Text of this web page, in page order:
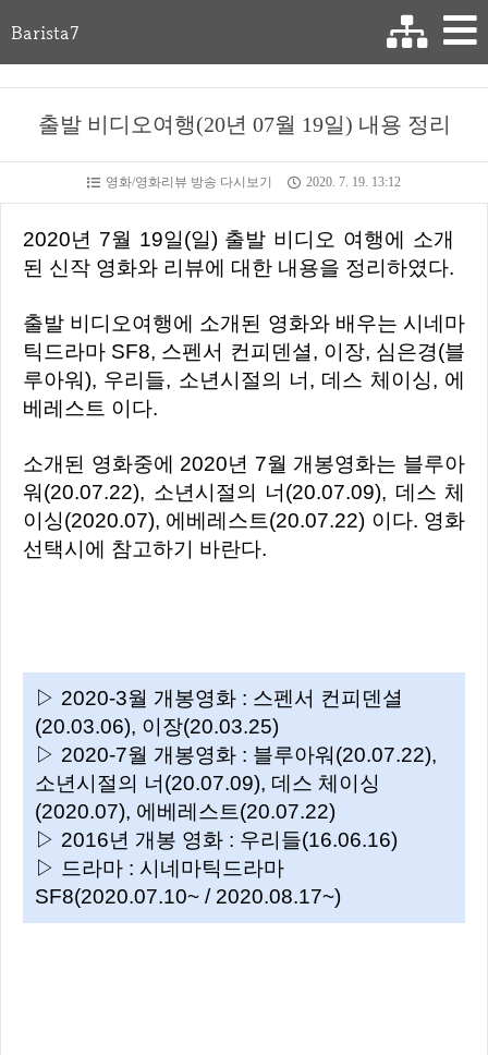
Barista7
출발 비디오여행(20년 07월 19일) 내용 정리
영화/영화리뷰 방송 다시보기 2020. 7. 19. 13:12
2020년 7월 19일(일) 출발 비디오 여행에 소개
된 신작 영화와 리뷰에 대한 내용을 정리하였다.
출발 비디오여행에 소개된 영화와 배우는 시네마
틱드라마 SF8, 스펜서 컨피덴셜, 이장, 심은경(블
루아워), 우리들, 소년시절의 너, 데스 체이싱, 에
베레스트 이다.
소개된 영화중에 2020년 7월 개봉영화는 블루아
워(20.07.22), 소년시절의 너(20.07.09), 데스 체
이싱(2020.07), 에베레스트(20.07.22) 이다. 영화
선택시에 참고하기 바란다.
▷ 2020-3월 개봉영화 : 스펜서 컨피덴셜
(20.03.06), 이장(20.03.25)
▷ 2020-7월 개봉영화 : 블루아워(20.07.22),
소년시절의 너(20.07.09), 데스 체이싱
(2020.07), 에베레스트(20.07.22)
▷ 2016년 개봉 영화 : 우리들(16.06.16)
▷ 드라마 : 시네마틱드라마
SF8(2020.07.10~ / 2020.08.17~)